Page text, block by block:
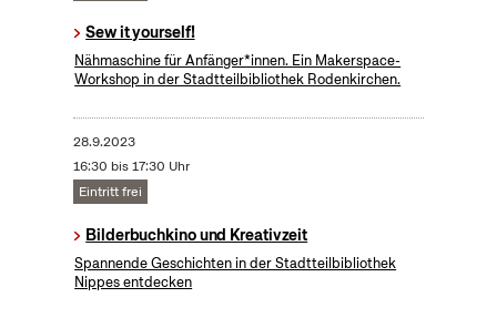
Sew it yourself!
Nähmaschine für Anfänger*innen. Ein Makerspace-
Workshop in der Stadtteilbibliothek Rodenkirchen.
28.9.2023
16:30 bis 17:30 Uhr
Eintritt frei
Bilderbuchkino und Kreativzeit
Spannende Geschichten in der Stadtteilbibliothek
Nippes entdecken